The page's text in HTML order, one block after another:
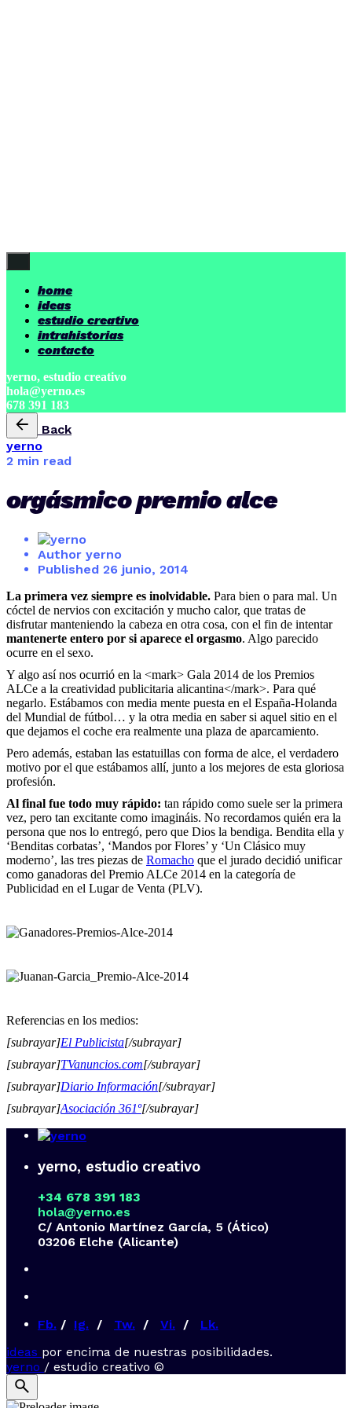
home
ideas
estudio creativo
intrahistorias
contacto
yerno, estudio creativo
hola@yerno.es
678 391 183
Back
yerno
2 min read
orgásmico premio alce
Author yerno
Published 26 junio, 2014
La primera vez siempre es inolvidable. Para bien o para mal. Un
cóctel de nervios con excitación y mucho calor, que tratas de
disfrutar manteniendo la cabeza en otra cosa, con el fin de intentar
mantenerte entero por si aparece el orgasmo. Algo parecido
ocurre en el sexo.
Y algo así nos ocurrió en la <mark> Gala 2014 de los Premios
ALCe a la creatividad publicitaria alicantina</mark>. Para qué
negarlo. Estábamos con media mente puesta en el España-Holanda
del Mundial de fútbol… y la otra media en saber si aquel sitio en el
que dejamos el coche era realmente una plaza de aparcamiento.
Pero además, estaban las estatuillas con forma de alce, el verdadero
motivo por el que estábamos allí, junto a los mejores de esta gloriosa
profesión.
Al final fue todo muy rápido: tan rápido como suele ser la primera
vez, pero tan excitante como imagináis. No recordamos quién era la
persona que nos lo entregó, pero que Dios la bendiga. Bendita ella y
‘Benditas corbatas’, ‘Mandos por Flores’ y ‘Un Clásico muy
moderno’, las tres piezas de Romacho que el jurado decidió unificar
como ganadoras del Premio ALCe 2014 en la categoría de
Publicidad en el Lugar de Venta (PLV).
Referencias en los medios:
[subrayar]El Publicista[/subrayar]
[subrayar]TVanuncios.com[/subrayar]
[subrayar]Diario Información[/subrayar]
[subrayar]Asociación 361º[/subrayar]
yerno, estudio creativo
+34 678 391 183
hola@yerno.es
C/ Antonio Martínez García, 5 (Ático)
03206 Elche (Alicante)
Fb. / Ig. / Tw. / Vi. / Lk.
ideas por encima de nuestras posibilidades.
yerno / estudio creativo ©